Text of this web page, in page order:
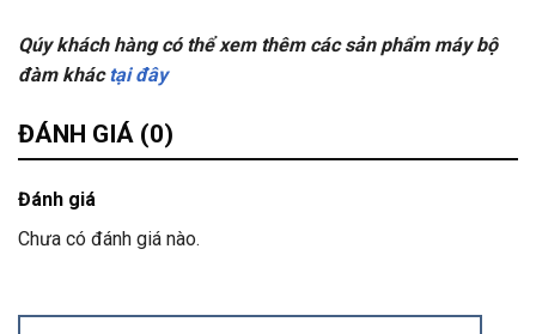
Qúy khách hàng có thể xem thêm các sản phẩm máy bộ
đàm kháctại đây
ĐÁNH GIÁ (0)
Đánh giá
Chưa có đánh giá nào.